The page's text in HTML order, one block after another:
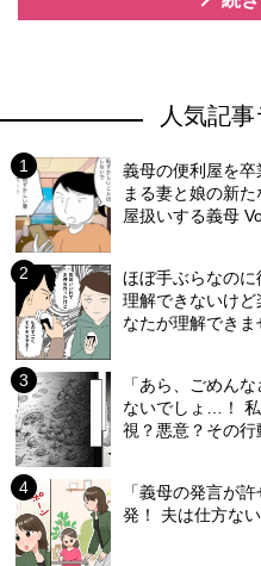
人気記
義母の便利屋を
まる妻と娘の新
屋扱いする義母
ほぼ手ぶらなの
理解できないけ
なたが理解できま
「あら、ごめん
ないでしょ…！
視？悪意？その
「義母の発言が
発！ 夫は仕方な